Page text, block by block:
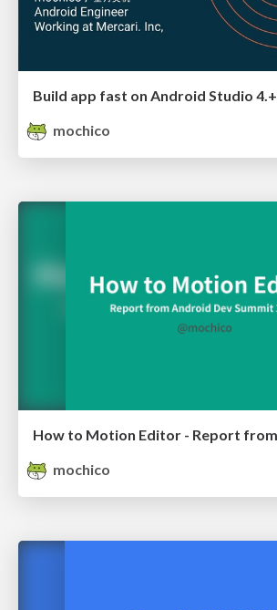
Build app fast on Android Studio 4.+
mochico
mochico